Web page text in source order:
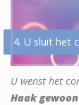
4. U sluit het
U wenst het
Haak